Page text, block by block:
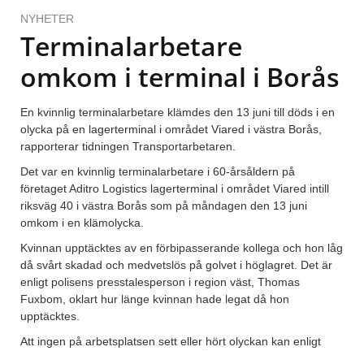
NYHETER
Terminalarbetare
omkom i terminal i Borås
En kvinnlig terminalarbetare klämdes den 13 juni till döds i en
olycka på en lagerterminal i området Viared i västra Borås,
rapporterar tidningen Transportarbetaren.
Det var en kvinnlig terminalarbetare i 60-årsåldern på
företaget Aditro Logistics lagerterminal i området Viared intill
riksväg 40 i västra Borås som på måndagen den 13 juni
omkom i en klämolycka.
Kvinnan upptäcktes av en förbipasserande kollega och hon låg
då svårt skadad och medvetslös på golvet i höglagret. Det är
enligt polisens presstalesperson i region väst, Thomas
Fuxbom, oklart hur länge kvinnan hade legat då hon
upptäcktes.
Att ingen på arbetsplatsen sett eller hört olyckan kan enligt